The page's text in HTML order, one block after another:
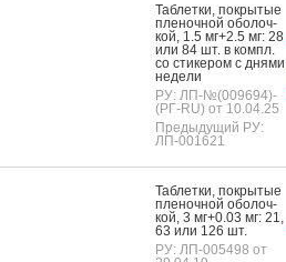
Таб­летки, пок­ры­тые
пле­ноч­ной обо­лоч­
кой, 1.5 мг+2.5 мг: 28
или 84 шт. в компл.
со сти­кером с дня­ми
не­дели
РУ: ЛП-№(009694)-
(РГ-RU) от 10.04.25
Предыдущий РУ:
ЛП-001621
Таб­летки, пок­ры­тые
пле­ноч­ной обо­лоч­
кой, 3 мг+0.03 мг: 21,
63 или 126 шт.
РУ: ЛП-005498 от